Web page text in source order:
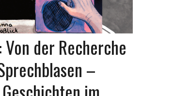
Von der Recherche
–